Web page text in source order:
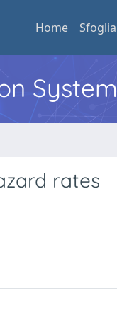
Home Sfoglia
System
rates